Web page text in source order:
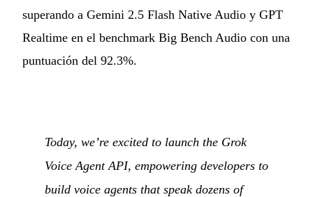
superando a Gemini 2.5 Flash Native Audio y GPT
Realtime en el benchmark Big Bench Audio con una
puntuación del 92.3%.
Today, we’re excited to launch the Grok
Voice Agent API, empowering developers to
build voice agents that speak dozens of